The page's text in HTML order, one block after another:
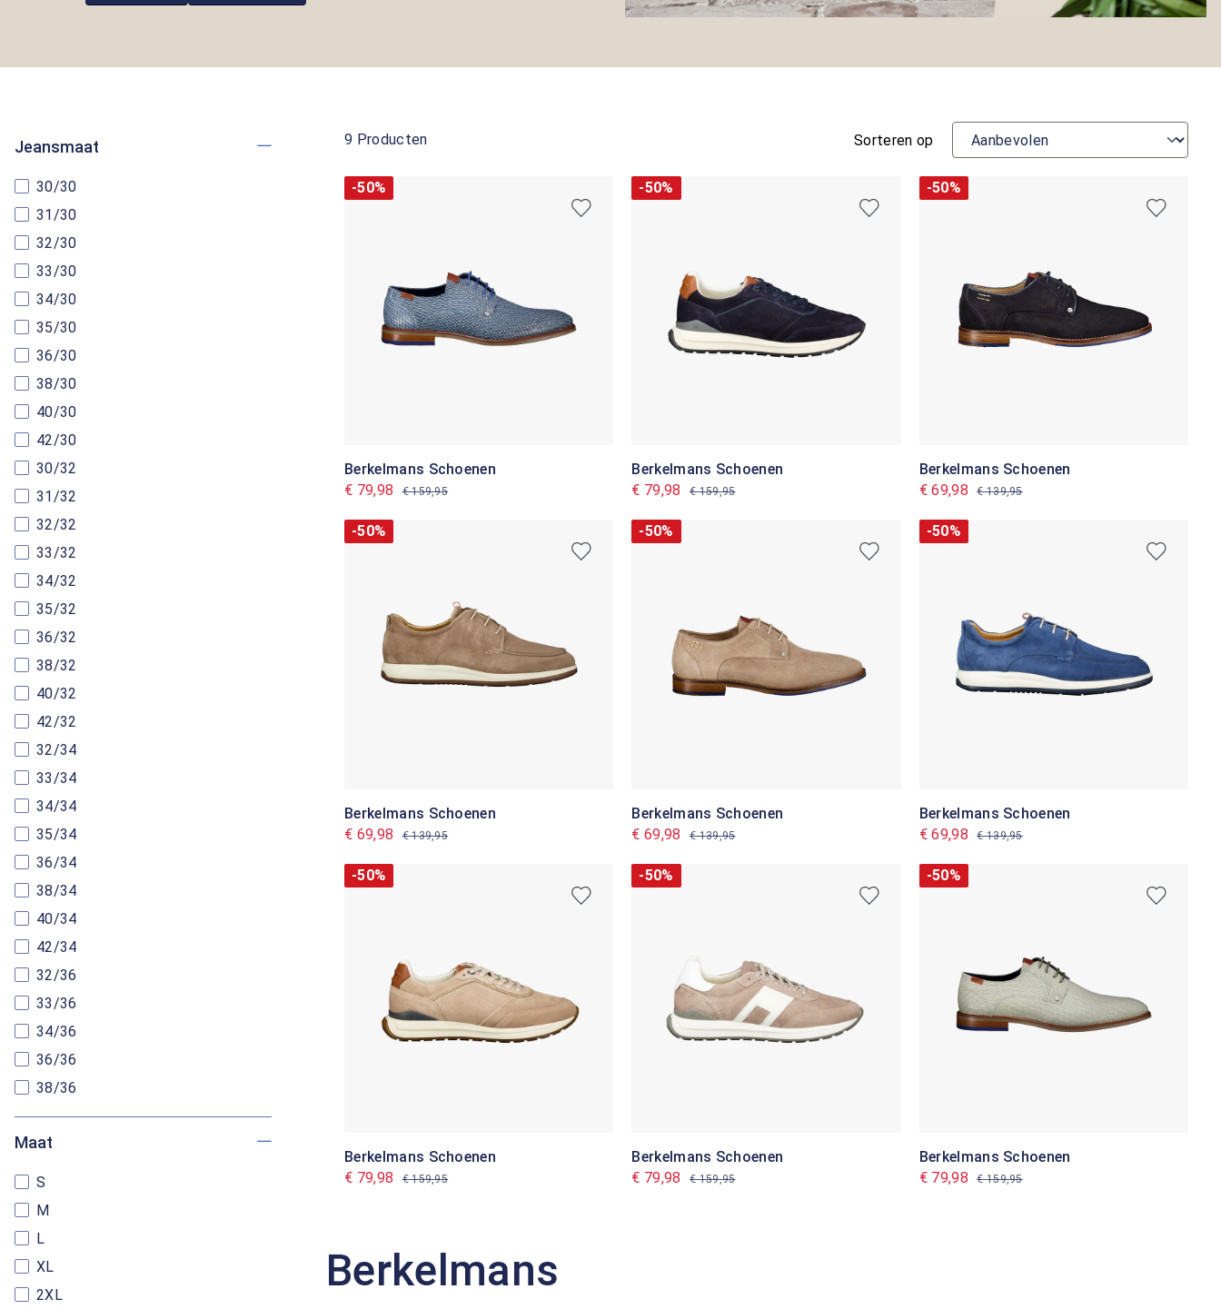
Jeansmaat
30/30
31/30
32/30
33/30
34/30
35/30
36/30
38/30
40/30
42/30
30/32
31/32
32/32
33/32
34/32
35/32
36/32
38/32
40/32
42/32
32/34
33/34
34/34
35/34
36/34
38/34
40/34
42/34
32/36
33/36
34/36
36/36
38/36
Maat
S
M
L
XL
2XL
9 Producten Sorteren op
-50%
Berkelmans Schoenen
€ 79,98
€ 159,95
-50%
Berkelmans Schoenen
€ 79,98
€ 159,95
-50%
Berkelmans Schoenen
€ 69,98
€ 139,95
-50%
Berkelmans Schoenen
€ 69,98
€ 139,95
-50%
Berkelmans Schoenen
€ 69,98
€ 139,95
-50%
Berkelmans Schoenen
€ 69,98
€ 139,95
-50%
Berkelmans Schoenen
€ 79,98
€ 159,95
-50%
Berkelmans Schoenen
€ 79,98
€ 159,95
-50%
Berkelmans Schoenen
€ 79,98
€ 159,95
Berkelmans